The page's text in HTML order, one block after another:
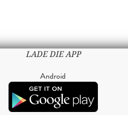
LADE DIE APP
Android